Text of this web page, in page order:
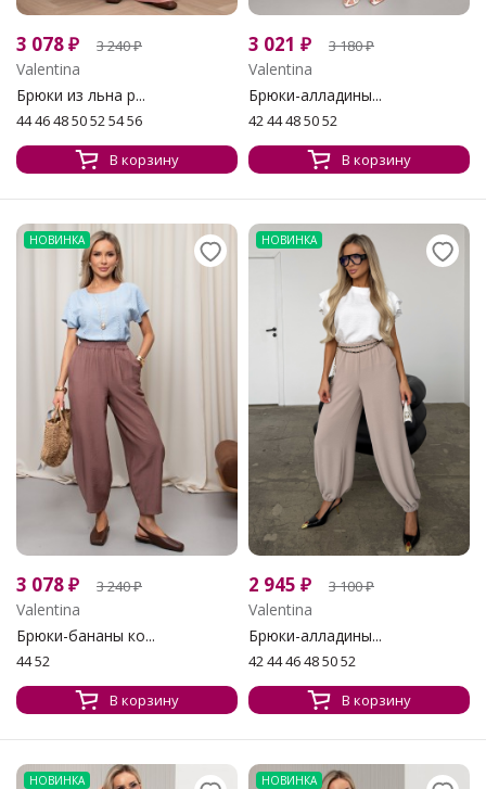
3 078₽ 3 240₽
Valentina
Брюки из льна р...
44 46 48 50 52 54 56
В корзину
3 021 ₽ 3 180₽
Valentina
Брюки-алладины...
42 44 48 50 52
В корзину
НОВИНКА
3 078₽ 3 240₽
Valentina
Брюки-бананы ко...
44 52
В корзину
НОВИНКА
2 945 ₽ 3 100₽
Valentina
Брюки-алладины...
42 44 46 48 50 52
В корзину
НОВИНКА НОВИНКА